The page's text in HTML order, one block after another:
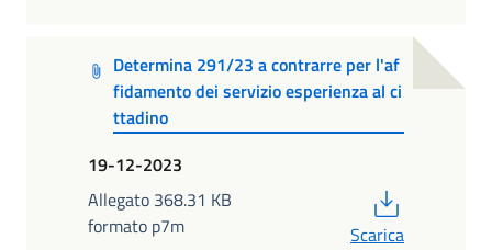
Determina 291/23 a contrarre per l'af
fidamento dei servizio esperienza al ci
ttadino
19-12-2023
Allegato 368.31 KB
formato p7m
Scarica